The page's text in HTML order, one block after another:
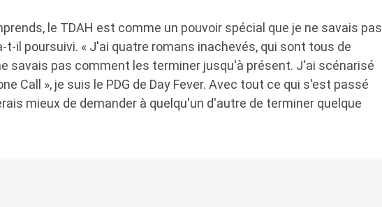
le TDAH est comme un pouvoir spécial que je ne savais pas
t-il poursuivi. « J'ai quatre romans inachevés, qui sont tous de
savais pas comment les terminer jusqu'à présent. J'ai scénarisé
Call », je suis le PDG de Day Fever. Avec tout ce qui s'est passé
mieux de demander à quelqu'un d'autre de terminer quelque